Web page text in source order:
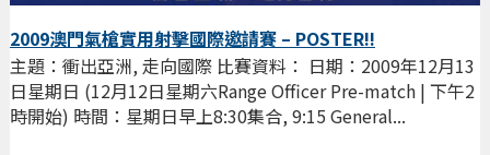
2009澳門氣槍實用射擊國際邀請賽 – POSTER!!
主題：衝出亞洲, 走向國際 比賽資料： 日期：2009年12月13
日星期日 (12月12日星期六Range Officer Pre-match | 下午2
時開始) 時間：星期日早上8:30集合, 9:15 General...